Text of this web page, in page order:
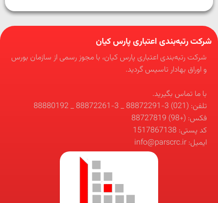
شرکت رتبه‌بندی اعتباری پارس کیان
شرکت رتبه‌بندی اعتباری پارس کیان، با مجوز رسمی از سازمان بورس
و اوراق بهادار تاسیس گردید.
با ما تماس بگیرید.
تلفن: (021) 3-88872291 _ 3-88872261 _ 88880192
فکس: (+98) 88727819
کد پستی: 1517867138
ایمیل: info@parscrc.ir